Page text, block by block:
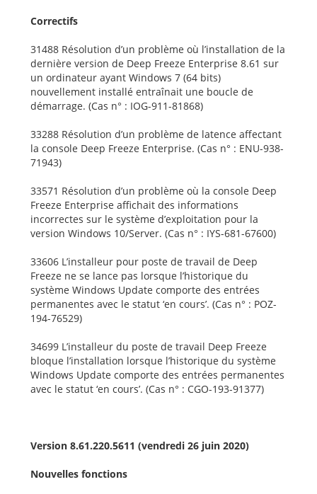
Correctifs
31488 Résolution d’un problème où l’installation de la
dernière version de Deep Freeze Enterprise 8.61 sur
un ordinateur ayant Windows 7 (64 bits)
nouvellement installé entraînait une boucle de
démarrage. (Cas n° : IOG-911-81868)
33288 Résolution d’un problème de latence affectant
la console Deep Freeze Enterprise. (Cas n° : ENU-938-
71943)
33571 Résolution d’un problème où la console Deep
Freeze Enterprise affichait des informations
incorrectes sur le système d’exploitation pour la
version Windows 10/Server. (Cas n° : IYS-681-67600)
33606 L’installeur pour poste de travail de Deep
Freeze ne se lance pas lorsque l’historique du
système Windows Update comporte des entrées
permanentes avec le statut ‘en cours’. (Cas n° : POZ-
194-76529)
34699 L’installeur du poste de travail Deep Freeze
bloque l’installation lorsque l’historique du système
Windows Update comporte des entrées permanentes
avec le statut ‘en cours’. (Cas n° : CGO-193-91377)
Version 8.61.220.5611 (vendredi 26 juin 2020)
Nouvelles fonctions